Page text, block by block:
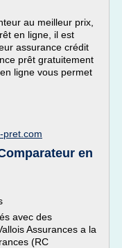
au meilleur prix,
en ligne, il est
assurance crédit
prêt gratuitement
ligne vous permet
pret.com
en
avec des
Assurances a la
(RC